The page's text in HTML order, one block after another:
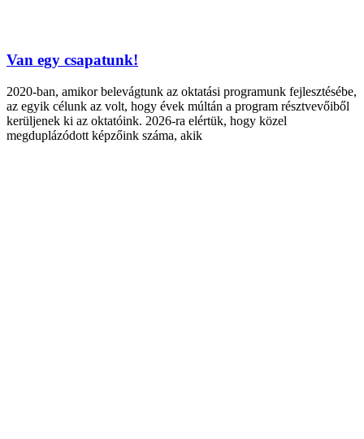
Van egy csapatunk!
2020-ban, amikor belevágtunk az oktatási programunk fejlesztésébe,
az egyik célunk az volt, hogy évek múltán a program résztvevőiből
kerüljenek ki az oktatóink. 2026-ra elértük, hogy közel
megduplázódott képzőink száma, akik